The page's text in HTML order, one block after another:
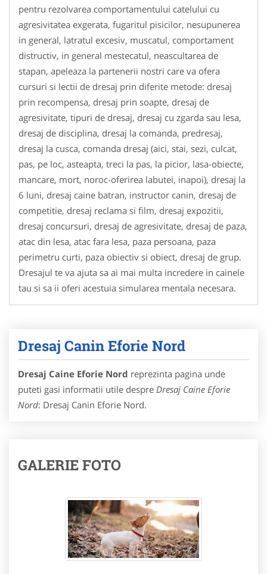
pentru rezolvarea comportamentului catelului cu
agresivitatea exgerata, fugaritul pisicilor, nesupunerea
in general, latratul excesiv, muscatul, comportament
distructiv, in general mestecatul, neascultarea de
stapan, apeleaza la partenerii nostri care va ofera
cursuri si lectii de dresaj prin diferite metode: dresaj
prin recompensa, dresaj prin soapte, dresaj de
agresivitate, tipuri de dresaj, dresaj cu zgarda sau lesa,
dresaj de disciplina, dresaj la comanda, predresaj,
dresaj la cusca, comanda dresaj (aici, stai, sezi, culcat,
pas, pe loc, asteapta, treci la pas, la picior, lasa-obiecte,
mancare, mort, noroc-oferirea labutei, inapoi), dresaj la
6 luni, dresaj caine batran, instructor canin, dresaj de
competitie, dresaj reclama si film, dresaj expozitii,
dresaj concursuri, dresaj de agresivitate, dresaj de paza,
atac din lesa, atac fara lesa, paza persoana, paza
perimetru curti, paza obiectiv si obiect, dresaj de grup.
Dresajul te va ajuta sa ai mai multa incredere in cainele
tau si sa ii oferi acestuia simularea mentala necesara.
Dresaj Canin Eforie Nord
Dresaj Caine Eforie Nord reprezinta pagina unde
puteti gasi informatii utile despre Dresaj Caine Eforie
Nord: Dresaj Canin Eforie Nord.
GALERIE FOTO